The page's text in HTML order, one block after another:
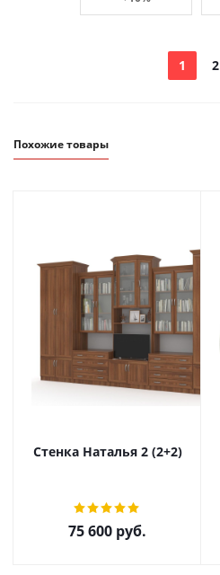
1 2
Похожие товары
Стенка Наталья 2 (2+2)
75 600 руб.